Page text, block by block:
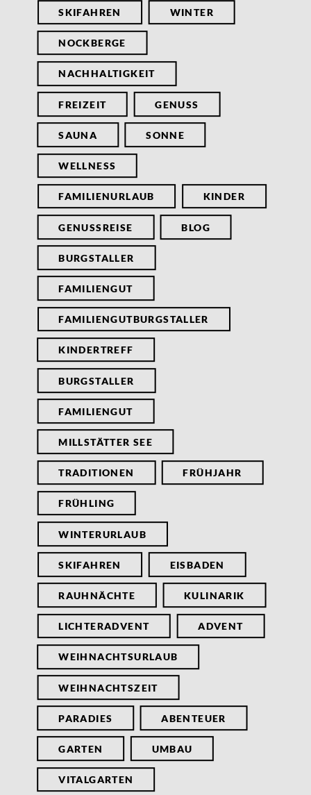
SKIFAHREN WINTER
NOCKBERGE
NACHHALTIGKEIT
FREIZEIT GENUSS
SAUNA SONNE
WELLNESS
FAMILIENURLAUB KINDER
GENUSSREISE BLOG
BURGSTALLER
FAMILIENGUT
FAMILIENGUTBURGSTALLER
KINDERTREFF
BURGSTALLER
FAMILIENGUT
MILLSTÄTTER SEE
TRADITIONEN FRÜHJAHR
FRÜHLING
WINTERURLAUB
SKIFAHREN EISBADEN
RAUHNÄCHTE KULINARIK
LICHTERADVENT ADVENT
WEIHNACHTSURLAUB
WEIHNACHTSZEIT
PARADIES ABENTEUER
GARTEN UMBAU
VITALGARTEN